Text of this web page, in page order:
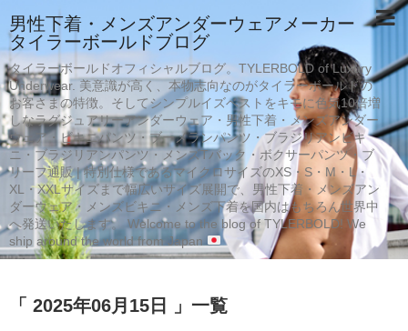
男性下着・メンズアンダーウェアメーカー
タイラーボールドブログ
タイラーボールドオフィシャルブログ。TYLERBOLD of Luxury
Underwear. 美意識が高く、本物志向なのがタイラーボールドの
お客さまの特徴。そしてシンプルイズベストをキモに色気10倍増
しなラグジュアリーアンダーウェア・男性下着・メンズアンダー
ウェア・ビキニパンツ・ブーメランパンツ・ブラジリアンビキ
ニ・ブラジリアンパンツ・メンズTバック・ボクサーパンツ・ブ
リーフ通販 | 特別仕様であるマイクロサイズのXS・S・M・L・
XL・XXLサイズまで幅広いサイズ展開で、男性下着・メンズアン
ダーウェア・メンズビキニ・メンズ下着を国内はもちろん世界中
へ発送いたします。 Welcome to the blog of TYLERBOLD! We
ship around the world from Japan
「 2025年06月15日 」一覧